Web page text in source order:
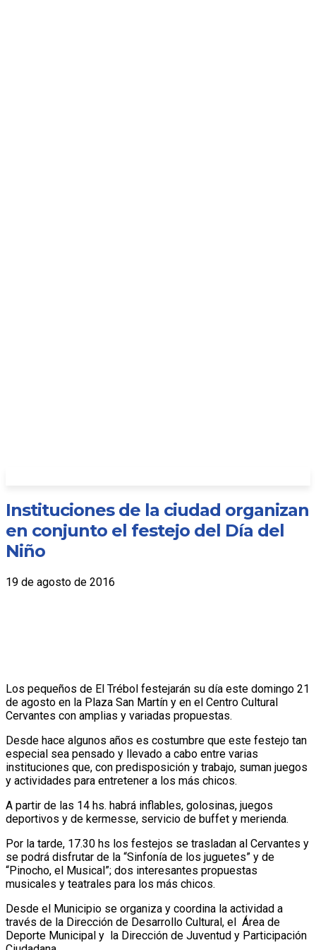
Instituciones de la ciudad organizan
en conjunto el festejo del Día del
Niño
19 de agosto de 2016
Los pequeños de El Trébol festejarán su día este domingo 21
de agosto en la Plaza San Martín y en el Centro Cultural
Cervantes con amplias y variadas propuestas.
Desde hace algunos años es costumbre que este festejo tan
especial sea pensado y llevado a cabo entre varias
instituciones que, con predisposición y trabajo, suman juegos
y actividades para entretener a los más chicos.
A partir de las 14 hs. habrá inflables, golosinas, juegos
deportivos y de kermesse, servicio de buffet y merienda.
Por la tarde, 17.30 hs los festejos se trasladan al Cervantes y
se podrá disfrutar de la “Sinfonía de los juguetes” y de
“Pinocho, el Musical”; dos interesantes propuestas
musicales y teatrales para los más chicos.
Desde el Municipio se organiza y coordina la actividad a
través de la Dirección de Desarrollo Cultural, el Área de
Deporte Municipal y la Dirección de Juventud y Participación